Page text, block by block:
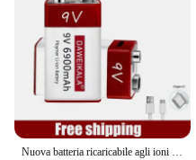
Nuova batteria ricaricabile agli ioni di litio da 9 V 6900 mAh tipo C USB multimetro microfono al litio metal detector + cavo